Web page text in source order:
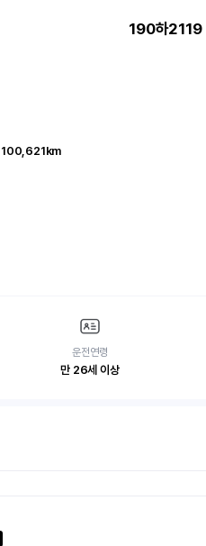
190하2119
100,621km
운전연령
만 26세 이상